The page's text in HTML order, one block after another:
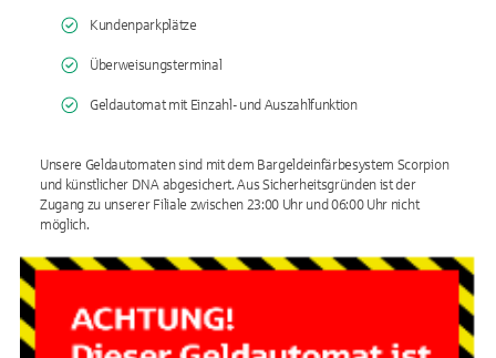
Kundenparkplätze
Überweisungsterminal
Geldautomat mit Einzahl- und Auszahlfunktion
Unsere Geldautomaten sind mit dem Bargeldeinfärbesystem Scorpion
und künstlicher DNA abgesichert. Aus Sicherheitsgründen ist der
Zugang zu unserer Filiale zwischen 23:00 Uhr und 06:00 Uhr nicht
möglich.